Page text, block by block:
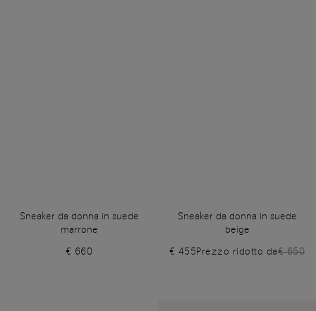
Sneaker da donna in suede
marrone
€ 660
Sneaker da donna in suede
beige
€ 455Prezzo ridotto da€ 650